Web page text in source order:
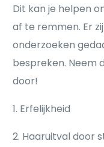
Dit kan je helpen
af te remmen. Er
onderzoeken
bespreken. Neem
door!
1. Erfelijkheid
2. Haaruitval door